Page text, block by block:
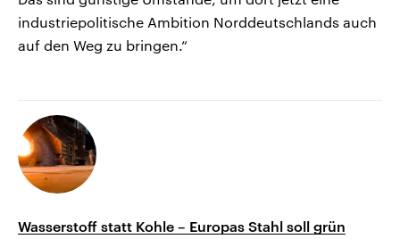
industriepolitische Ambition Norddeutschlands auch
auf den Weg zu bringen.“
Wasserstoff statt Kohle – Europas Stahl soll grün